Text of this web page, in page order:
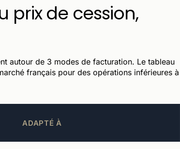
prix de cession,
autour de 3 modes de facturation. Le tableau
français pour des opérations inférieures à
ADAPTÉ À